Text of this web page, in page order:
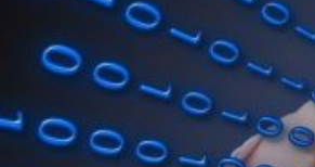
Sobre Protek
Trabaja con nosotros
Novedades